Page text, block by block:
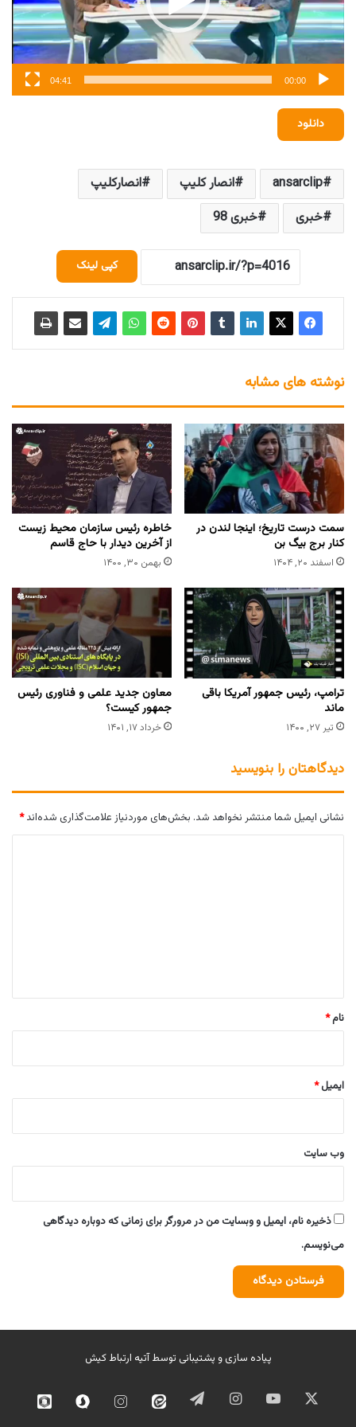
00:00
04:41
دانلود
ansarclip انصار کلیپ
انصارکلیپ
خبری
خبری 98
کپی لینک
نوشته های مشابه
سمت درست تاریخ؛ اینجا لندن در
کنار برج بیگ بن
اسفند ۲۰, ۱۴۰۴
خاطره رئیس سازمان محیط زیست
از آخرین دیدار با حاج قاسم
بهمن ۳۰, ۱۴۰۰
ترامپ، رئیس جمهور آمریکا باقی
ماند
تیر ۲۷, ۱۴۰۰
معاون جدید علمی و فناوری رئیس
جمهور کیست؟
خرداد ۱۷, ۱۴۰۱
دیدگاهتان را بنویسید
نشانی ایمیل شما منتشر نخواهد شد. بخش‌های موردنیاز علامت‌گذاری شده‌اند*
نام*
ایمیل*
وب‌ سایت
ذخیره نام، ایمیل و وبسایت من در مرورگر برای زمانی که دوباره دیدگاهی
می‌نویسم.
پیاده سازی و پشتیبانی توسطآتیه ارتباط کیش
ایکس یوتیوب اینستاگرامتلگرام ایتا اینستاگرامسروش